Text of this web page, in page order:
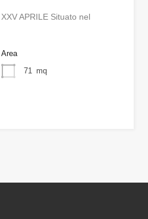
APRILE Situato nel
Area
71
mq